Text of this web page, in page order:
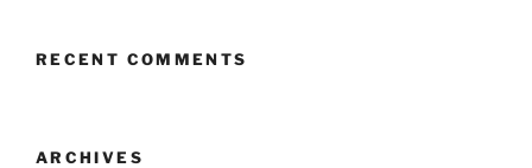
RECENT COMMENTS
ARCHIVES